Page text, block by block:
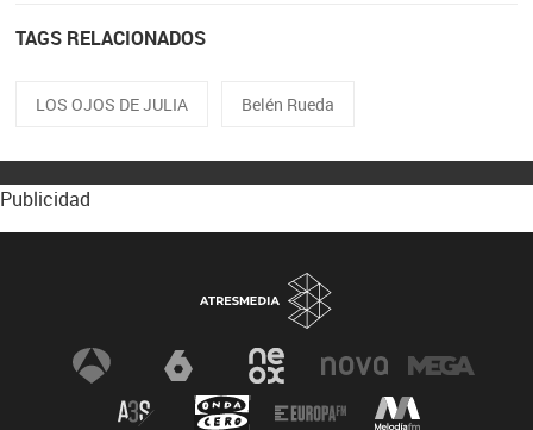
TAGS RELACIONADOS
LOS OJOS DE JULIA Belén Rueda
Publicidad